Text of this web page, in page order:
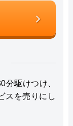
分駆けつけ、
スを売りにし